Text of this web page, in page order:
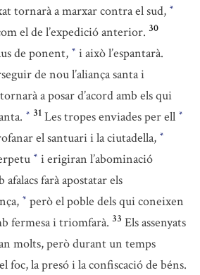
tornarà a marxar contra el sud, *
el de l’expedició anterior. 30
de ponent, * i això l’espantarà.
de nou l’aliança santa i
a posar d’acord amb els qui
* 31 Les tropes enviades per ell *
el santuari i la ciutadella, *
* i erigiran l’abominació
afalacs farà apostatar els
* però el poble dels qui coneixen
fermesa i triomfarà. 33 Els assenyats
molts, però durant un temps
el foc, la presó i la confiscació de béns.